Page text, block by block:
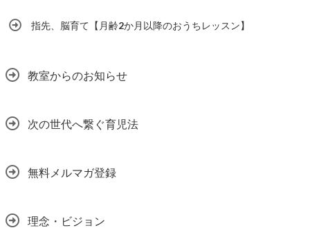
指先、脳育て【月齢2か月以降のおうちレッスン】
教室からのお知らせ
次の世代へ繋ぐ育児法
無料メルマガ登録
理念・ビジョン